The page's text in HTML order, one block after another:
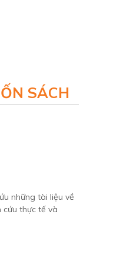
SÁCH
những tài liệu về
cứu thực tế và